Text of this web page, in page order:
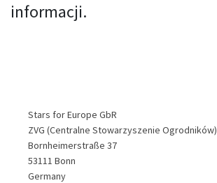
informacji.
Stars for Europe GbR
ZVG (Centralne Stowarzyszenie Ogrodników)
Bornheimerstraße 37
53111 Bonn
Germany